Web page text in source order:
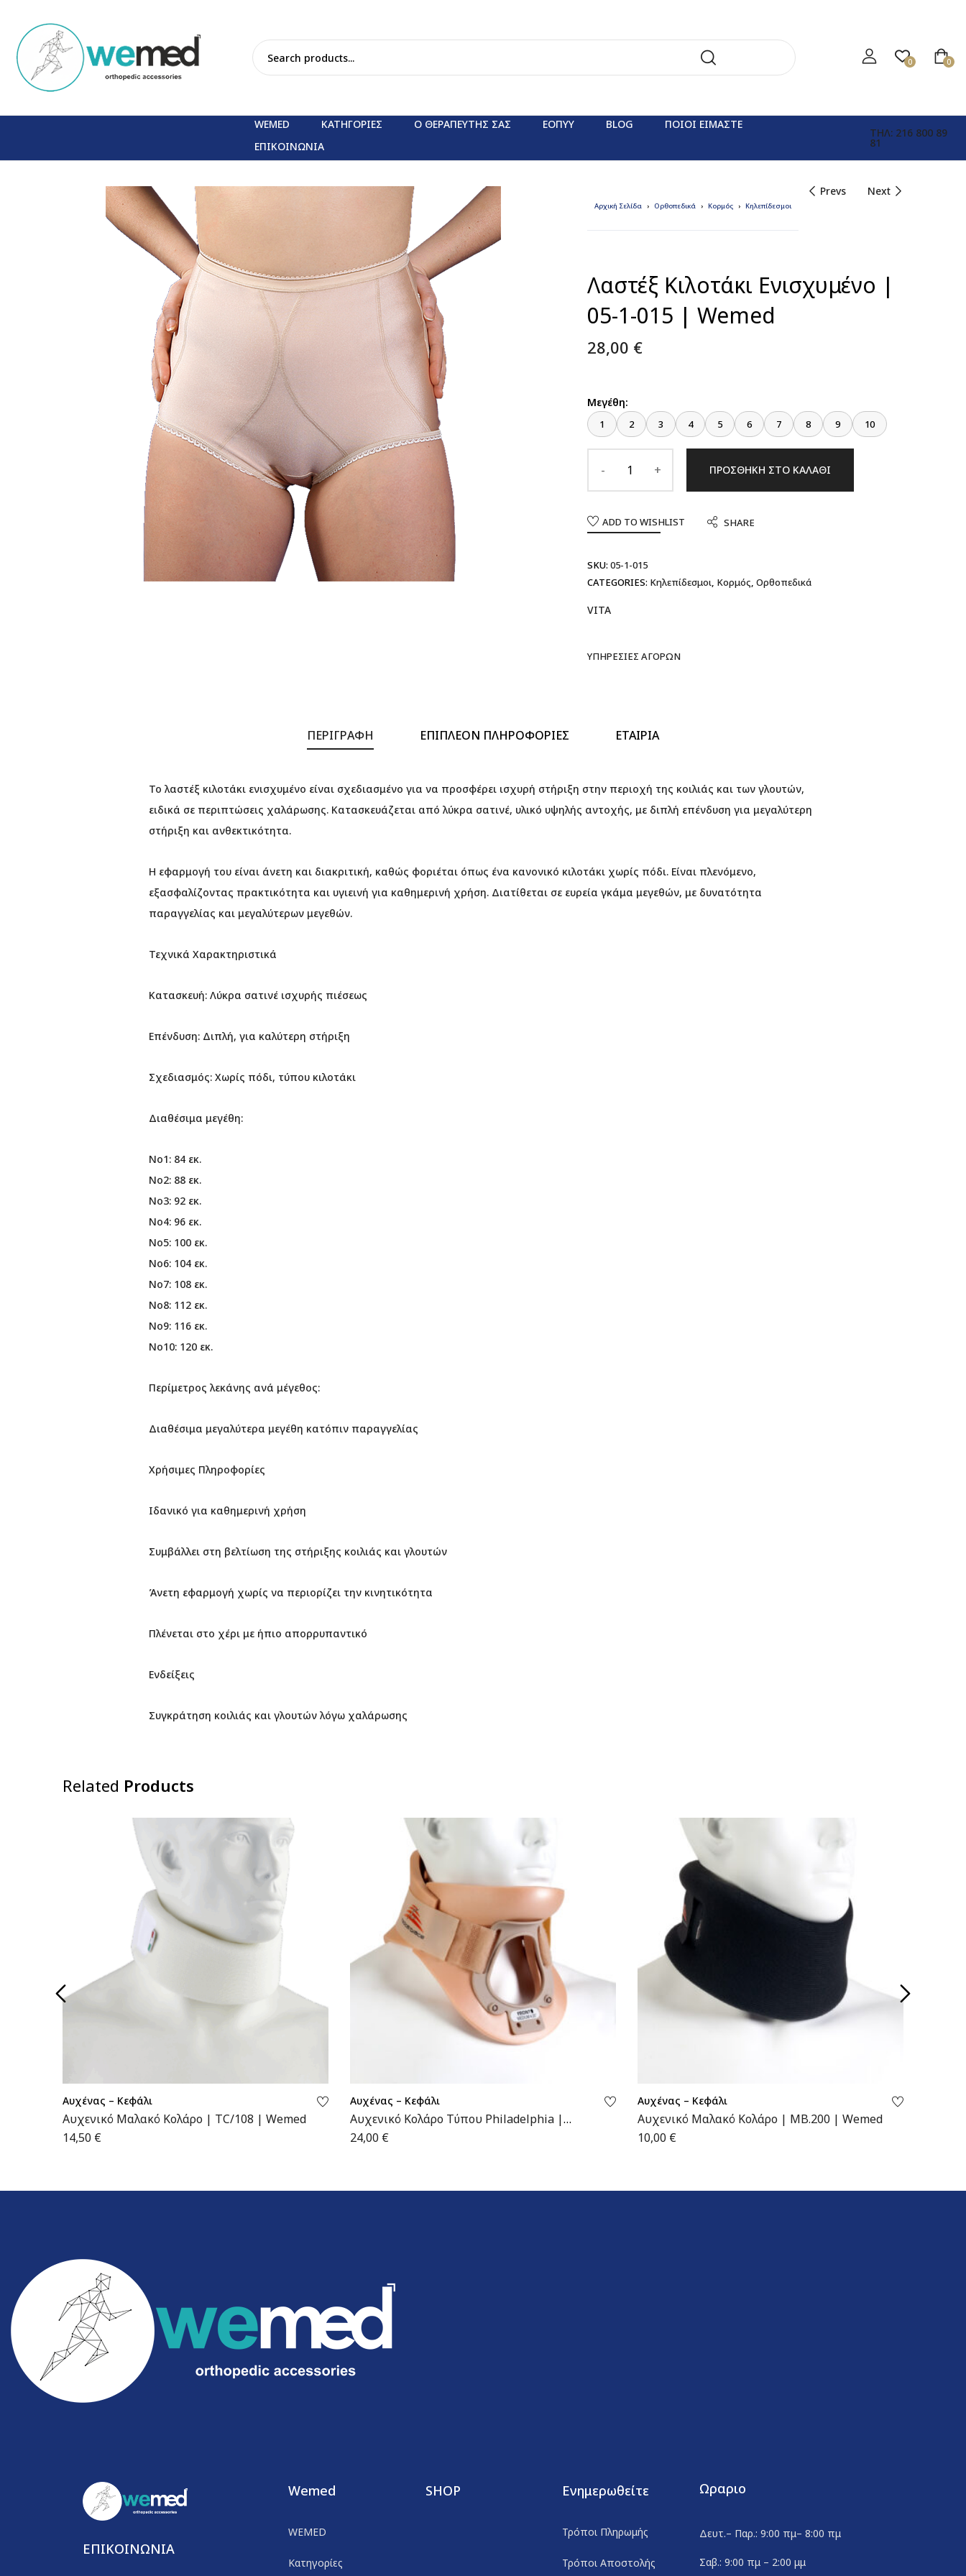
0
0
WEMED ΚΑΤΗΓΟΡΊΕΣ Ο ΘΕΡΑΠΕΥΤΗΣ ΣΑΣ ΕΟΠΥΥ BLOG
ΠΟΙΟΙ ΕΙΜΑΣΤΕ
ΕΠΙΚΟΙΝΩΝΙΑ
ΤΗΛ: 216 800 89
81
Αρχική Σελίδα Ορθοπεδικά Κορμός Κηλεπίδεσμοι
Prevs Next
Λαστέξ Κιλοτάκι Ενισχυμένο |
05-1-015 | Wemed
28,00 €
Μεγέθη:
1 2 3 4 5 6 7 8 9 10
ΠΡΟΣΘΉΚΗ ΣΤΟ ΚΑΛΆΘΙ
ADD TO WISHLIST SHARE
SKU: 05-1-015
CATEGORIES: Κηλεπίδεσμοι, Κορμός, Ορθοπεδικά
VITA
ΥΠΗΡΕΣΊΕΣ ΑΓΟΡΏΝ
ΠΕΡΙΓΡΑΦΉ ΕΠΙΠΛΈΟΝ ΠΛΗΡΟΦΟΡΊΕΣ ΕΤΑΙΡΊΑ
Το λαστέξ κιλοτάκι ενισχυμένο είναι σχεδιασμένο για να προσφέρει ισχυρή στήριξη στην περιοχή της κοιλιάς και των γλουτών,
ειδικά σε περιπτώσεις χαλάρωσης. Κατασκευάζεται από λύκρα σατινέ, υλικό υψηλής αντοχής, με διπλή επένδυση για μεγαλύτερη
στήριξη και ανθεκτικότητα.
Η εφαρμογή του είναι άνετη και διακριτική, καθώς φοριέται όπως ένα κανονικό κιλοτάκι χωρίς πόδι. Είναι πλενόμενο,
εξασφαλίζοντας πρακτικότητα και υγιεινή για καθημερινή χρήση. Διατίθεται σε ευρεία γκάμα μεγεθών, με δυνατότητα
παραγγελίας και μεγαλύτερων μεγεθών.
Τεχνικά Χαρακτηριστικά
Κατασκευή: Λύκρα σατινέ ισχυρής πιέσεως
Επένδυση: Διπλή, για καλύτερη στήριξη
Σχεδιασμός: Χωρίς πόδι, τύπου κιλοτάκι
Διαθέσιμα μεγέθη:
No1: 84 εκ.
No2: 88 εκ.
No3: 92 εκ.
No4: 96 εκ.
No5: 100 εκ.
No6: 104 εκ.
No7: 108 εκ.
No8: 112 εκ.
No9: 116 εκ.
No10: 120 εκ.
Περίμετρος λεκάνης ανά μέγεθος:
Διαθέσιμα μεγαλύτερα μεγέθη κατόπιν παραγγελίας
Χρήσιμες Πληροφορίες
Ιδανικό για καθημερινή χρήση
Συμβάλλει στη βελτίωση της στήριξης κοιλιάς και γλουτών
Άνετη εφαρμογή χωρίς να περιορίζει την κινητικότητα
Πλένεται στο χέρι με ήπιο απορρυπαντικό
Ενδείξεις
Συγκράτηση κοιλιάς και γλουτών λόγω χαλάρωσης
Related Products
Αυχένας – Κεφάλι
Αυχενικό Μαλακό Κολάρο | TC/108 | Wemed
14,50 €
Αυχένας – Κεφάλι
Αυχενικό Κολάρο Τύπου Philadelphia |
MB.175 | Wemed
24,00 €
Αυχένας – Κεφάλι
Αυχενικό Μαλακό Κολάρο | MB.200 | Wemed
10,00 €
ΕΠΙΚΟΙΝΩΝΙΑ
Wemed
WEMED
Κατηγορίες
SHOP Ενημερωθείτε
Τρόποι Πληρωμής
Τρόποι Αποστολής
Ωραριο
Δευτ.– Παρ.: 9:00 πμ– 8:00 πμ
Σαβ.: 9:00 πμ – 2:00 μμ